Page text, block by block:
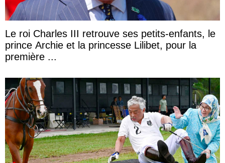
Le roi Charles III retrouve ses petits-enfants, le
prince Archie et la princesse Lilibet, pour la
première ...